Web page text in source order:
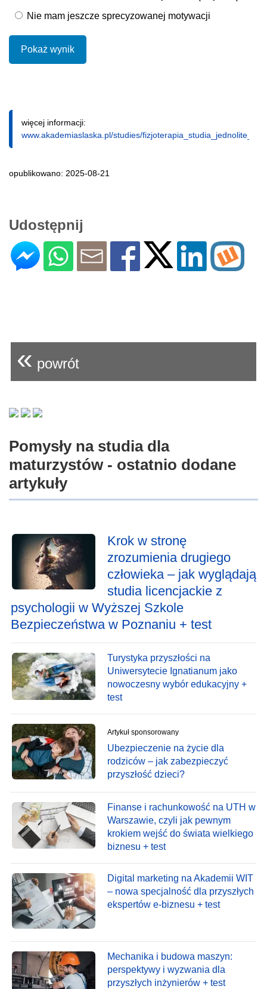
Nie mam jeszcze sprecyzowanej motywacji
Pokaż wynik
więcej informacji:
www.akademiaslaska.pl/studies/
opublikowano: 2025-08-21
Udostępnij
« powrót
Pomysły na studia dla
maturzystów - ostatnio dodane
artykuły
Krok w stronę
zrozumienia drugiego
człowieka – jak wyglądają
studia licencjackie z
psychologii w Wyższej Szkole
Bezpieczeństwa w Poznaniu + test
Turystyka przyszłości na
Uniwersytecie Ignatianum jako
nowoczesny wybór edukacyjny +
test
Artykuł sponsorowany
Ubezpieczenie na życie dla
rodziców – jak zabezpieczyć
przyszłość dzieci?
Finanse i rachunkowość na UTH w
Warszawie, czyli jak pewnym
krokiem wejść do świata wielkiego
biznesu + test
Digital marketing na Akademii WIT
– nowa specjalność dla przyszłych
ekspertów e-biznesu + test
Mechanika i budowa maszyn:
perspektywy i wyzwania dla
przyszłych inżynierów + test